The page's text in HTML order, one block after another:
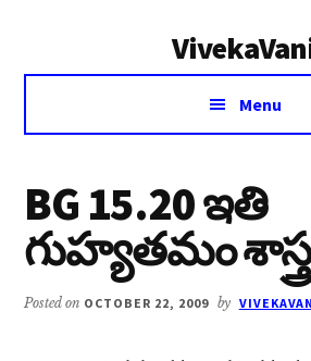
Voice
Vivekananda
Menu
BG 15.20 ఇతి
గుహ్యతమం
Posted on OCTOBER 22, 2009 by